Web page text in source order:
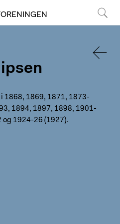
1868, 1869, 1871, 1873-
1894, 1897, 1898, 1901-
1924-26 (1927).